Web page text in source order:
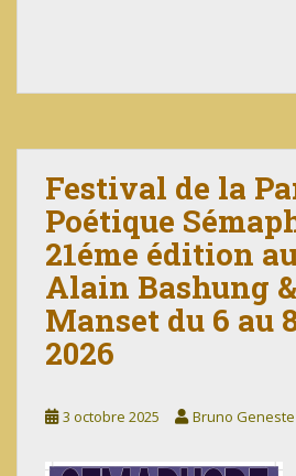
Festival de la
Poétique
21éme édition
Alain Bashung
Manset du 6 au
2026
3 octobre 2025 Bruno Geneste